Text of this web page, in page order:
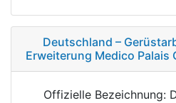
Deutschland –
Erweiterung Medico Palais
Offizielle Bezeichnung: